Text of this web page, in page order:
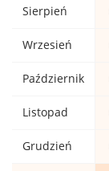
Sierpień
Wrzesień
Październik
Listopad
Grudzień